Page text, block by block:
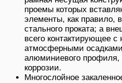
проемы которых
элементы, как правило,
стального проката; а
всего контактирующее
атмосферными
алюминиевого профиля,
коррозии.
Многослойное